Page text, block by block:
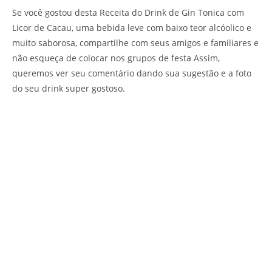
Se você gostou desta Receita do Drink de Gin Tonica com
Licor de Cacau, uma bebida leve com baixo teor alcóolico e
muito saborosa, compartilhe com seus amigos e familiares e
não esqueça de colocar nos grupos de festa Assim,
queremos ver seu comentário dando sua sugestão e a foto
do seu drink super gostoso.